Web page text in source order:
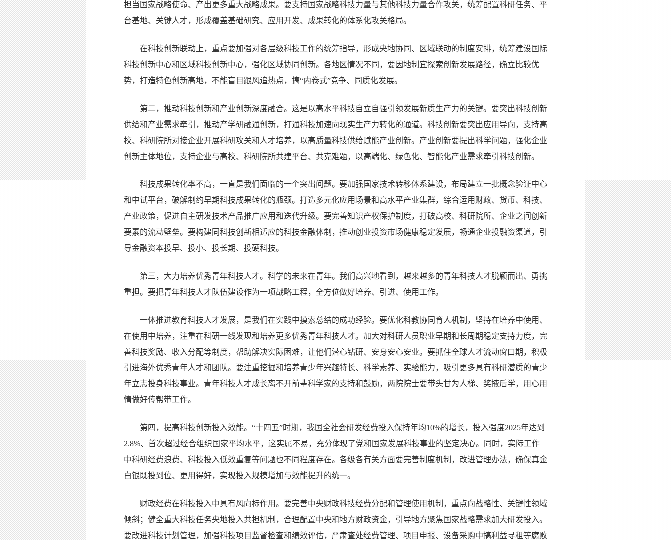
担当国家战略使命、产出更多重大战略成果。要支持国家战略科技力量与其他科技力量合作攻关，统筹配置科研任务、平
台基地、关键人才，形成覆盖基础研究、应用开发、成果转化的体系化攻关格局。
在科技创新联动上，重点要加强对各层级科技工作的统筹指导，形成央地协同、区域联动的制度安排，统筹建设国际
科技创新中心和区域科技创新中心，强化区域协同创新。各地区情况不同，要因地制宜探索创新发展路径，确立比较优
势，打造特色创新高地，不能盲目跟风追热点，搞“内卷式”竞争、同质化发展。
第二，推动科技创新和产业创新深度融合。这是以高水平科技自立自强引领发展新质生产力的关键。要突出科技创新
供给和产业需求牵引，推动产学研融通创新，打通科技加速向现实生产力转化的通道。科技创新要突出应用导向，支持高
校、科研院所对接企业开展科研攻关和人才培养，以高质量科技供给赋能产业创新。产业创新要提出科学问题，强化企业
创新主体地位，支持企业与高校、科研院所共建平台、共克难题，以高端化、绿色化、智能化产业需求牵引科技创新。
科技成果转化率不高，一直是我们面临的一个突出问题。要加强国家技术转移体系建设，布局建立一批概念验证中心
和中试平台，破解制约早期科技成果转化的瓶颈。打造多元化应用场景和高水平产业集群，综合运用财政、货币、科技、
产业政策，促进自主研发技术产品推广应用和迭代升级。要完善知识产权保护制度，打破高校、科研院所、企业之间创新
要素的流动壁垒。要构建同科技创新相适应的科技金融体制，推动创业投资市场健康稳定发展，畅通企业投融资渠道，引
导金融资本投早、投小、投长期、投硬科技。
第三，大力培养优秀青年科技人才。科学的未来在青年。我们高兴地看到，越来越多的青年科技人才脱颖而出、勇挑
重担。要把青年科技人才队伍建设作为一项战略工程，全方位做好培养、引进、使用工作。
一体推进教育科技人才发展，是我们在实践中摸索总结的成功经验。要优化科教协同育人机制，坚持在培养中使用、
在使用中培养，注重在科研一线发现和培养更多优秀青年科技人才。加大对科研人员职业早期和长周期稳定支持力度，完
善科技奖励、收入分配等制度，帮助解决实际困难，让他们潜心钻研、安身安心安业。要抓住全球人才流动窗口期，积极
引进海外优秀青年人才和团队。要注重挖掘和培养青少年兴趣特长、科学素养、实验能力，吸引更多具有科研潜质的青少
年立志投身科技事业。青年科技人才成长离不开前辈科学家的支持和鼓励，两院院士要带头甘为人梯、奖掖后学，用心用
情做好传帮带工作。
第四，提高科技创新投入效能。“十四五”时期，我国全社会研发经费投入保持年均10%的增长，投入强度2025年达到
2.8%、首次超过经合组织国家平均水平，这实属不易，充分体现了党和国家发展科技事业的坚定决心。同时，实际工作
中科研经费浪费、科技投入低效重复等问题也不同程度存在。各级各有关方面要完善制度机制，改进管理办法，确保真金
白银既投到位、更用得好，实现投入规模增加与效能提升的统一。
财政经费在科技投入中具有风向标作用。要完善中央财政科技经费分配和管理使用机制，重点向战略性、关键性领域
倾斜；健全重大科技任务央地投入共担机制，合理配置中央和地方财政资金，引导地方聚焦国家战略需求加大研发投入。
要改进科技计划管理，加强科技项目监督检查和绩效评估，严肃查处经费管理、项目申报、设备采购中搞利益寻租等腐败